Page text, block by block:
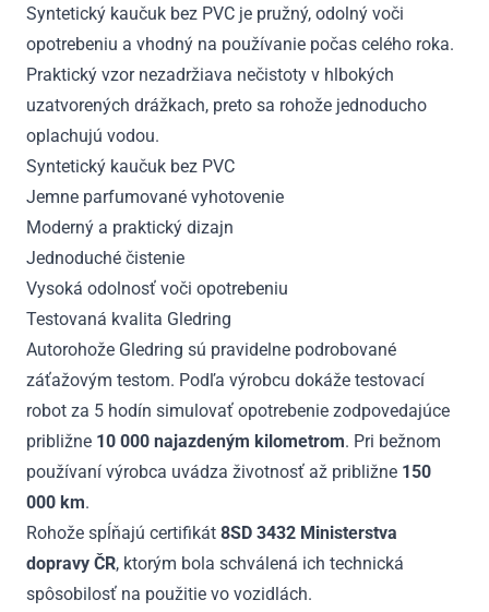
Syntetický kaučuk bez PVC je pružný, odolný voči
opotrebeniu a vhodný na používanie počas celého roka.
Praktický vzor nezadržiava nečistoty v hlbokých
uzatvorených drážkach, preto sa rohože jednoducho
oplachujú vodou.
Syntetický kaučuk bez PVC
Jemne parfumované vyhotovenie
Moderný a praktický dizajn
Jednoduché čistenie
Vysoká odolnosť voči opotrebeniu
Testovaná kvalita Gledring
Autorohože Gledring sú pravidelne podrobované
záťažovým testom. Podľa výrobcu dokáže testovací
robot za 5 hodín simulovať opotrebenie zodpovedajúce
približne 10 000 najazdeným kilometrom. Pri bežnom
používaní výrobca uvádza životnosť až približne 150
000 km.
Rohože spĺňajú certifikát 8SD 3432 Ministerstva
dopravy ČR, ktorým bola schválená ich technická
spôsobilosť na použitie vo vozidlách.